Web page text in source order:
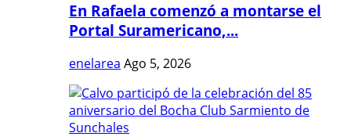
En Rafaela comenzó a montarse el
Portal Suramericano,...
enelarea Ago 5, 2026